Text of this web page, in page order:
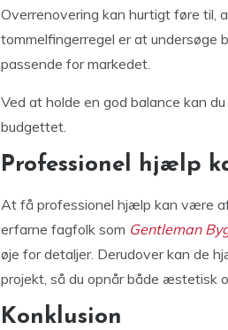
Overrenovering kan hurtigt føre til,
tommelfingerregel er at undersøge
passende for markedet.
Ved at holde en god balance kan
budgettet.
Professionel hjælp
At få professionel hjælp kan være
erfarne fagfolk som Gentleman
øje for detaljer. Derudover kan de
projekt, så du opnår både æstetisk
Konklusion